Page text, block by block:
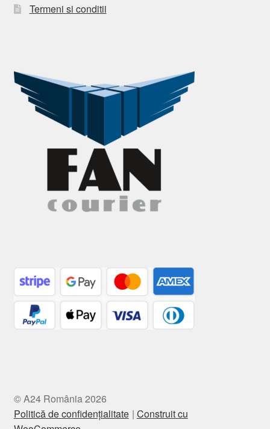
Termeni si conditii
© A24 România 2026
Politică de confidențialitate Construit cu